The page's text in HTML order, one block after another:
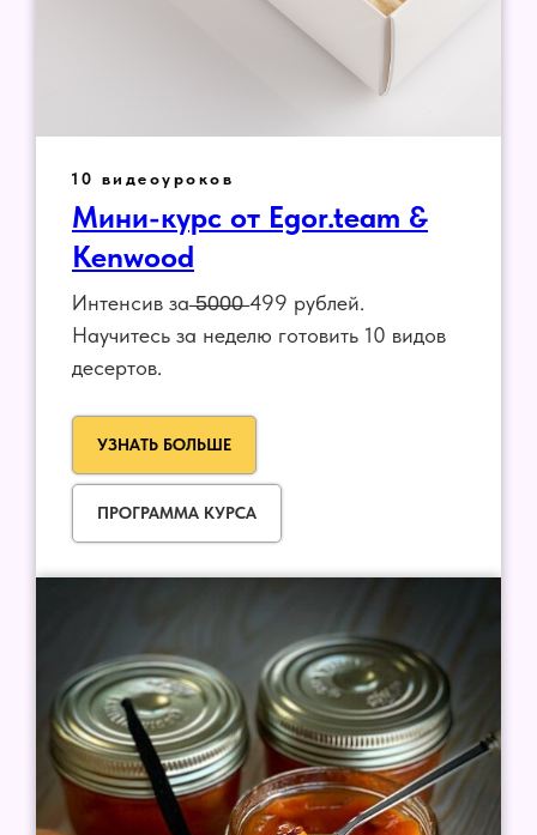
10 видеоуроков
Мини-курс от Egor.team &
Kenwood
Интенсив за ̶5̶0̶0̶0̶ 499 рублей.
Научитесь за неделю готовить 10 видов
десертов.
УЗНАТЬ БОЛЬШЕ
ПРОГРАММА КУРСА